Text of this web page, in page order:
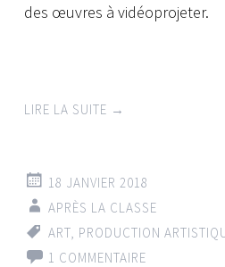
des œuvres à vidéoprojeter.
LIRE LA SUITE →
18 JANVIER 2018
APRÈS LA CLASSE
ART PRODUCTION
1 COMMENTAIRE